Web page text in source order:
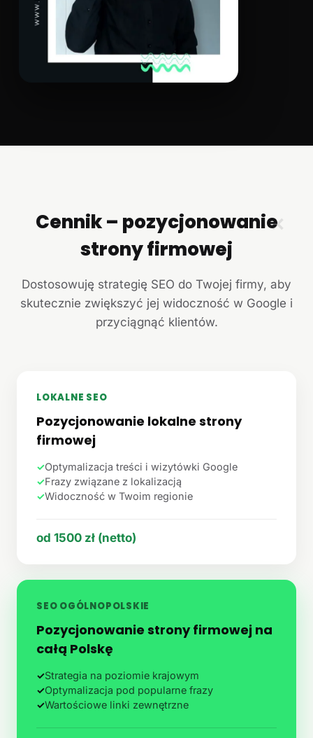
✕
Cennik – pozycjonowanie
strony firmowej
Dostosowuję strategię SEO do Twojej firmy, aby
skutecznie zwiększyć jej widoczność w Google i
przyciągnąć klientów.
LOKALNE SEO
Pozycjonowanie lokalne strony
firmowej
✓Optymalizacja treści i wizytówki Google
✓Frazy związane z lokalizacją
✓Widoczność w Twoim regionie
od 1500 zł (netto)
SEO OGÓLNOPOLSKIE
Pozycjonowanie strony firmowej na
całą Polskę
✓Strategia na poziomie krajowym
✓Optymalizacja pod popularne frazy
✓Wartościowe linki zewnętrzne